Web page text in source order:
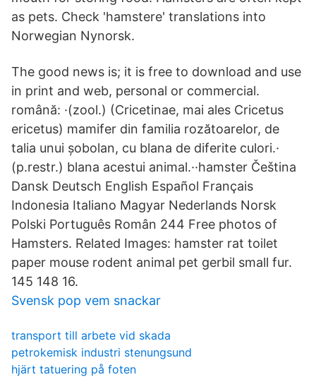
as pets. Check 'hamstere' translations into
Norwegian Nynorsk.
The good news is; it is free to download and use
in print and web, personal or commercial.
română: ·(zool.) (Cricetinae, mai ales Cricetus
ericetus) mamifer din familia rozătoarelor, de
talia unui șobolan, cu blana de diferite culori.·
(p.restr.) blana acestui animal.··hamster Čeština
Dansk Deutsch English Español Français
Indonesia Italiano Magyar Nederlands Norsk
Polski Português Român 244 Free photos of
Hamsters. Related Images: hamster rat toilet
paper mouse rodent animal pet gerbil small fur.
145 148 16.
Svensk pop vem snackar
transport till arbete vid skada
petrokemisk industri stenungsund
hjärt tatuering på foten